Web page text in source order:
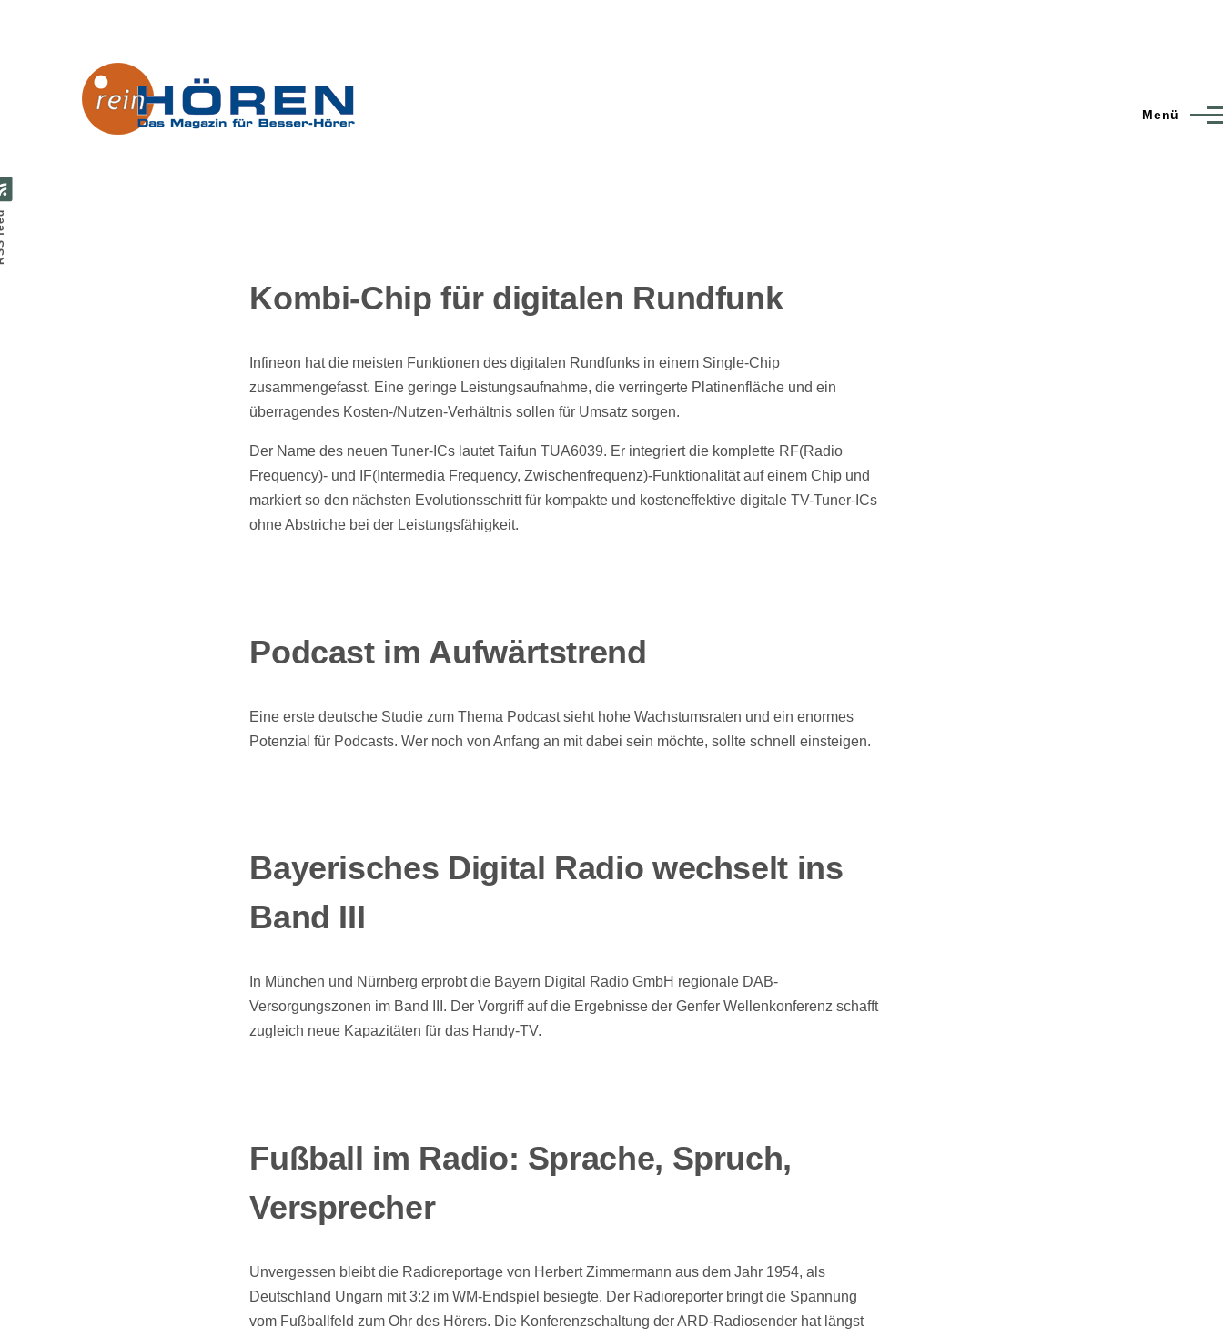
Menü
Kombi-Chip für digitalen Rundfunk
Infineon hat die meisten Funktionen des digitalen Rundfunks in einem Single-Chip
zusammengefasst. Eine geringe Leistungsaufnahme, die verringerte Platinenfläche und ein
überragendes Kosten-/Nutzen-Verhältnis sollen für Umsatz sorgen.
Der Name des neuen Tuner-ICs lautet Taifun TUA6039. Er integriert die komplette RF(Radio
Frequency)- und IF(Intermedia Frequency, Zwischenfrequenz)-Funktionalität auf einem Chip und
markiert so den nächsten Evolutionsschritt für kompakte und kosteneffektive digitale TV-Tuner-ICs
ohne Abstriche bei der Leistungsfähigkeit.
Podcast im Aufwärtstrend
Eine erste deutsche Studie zum Thema Podcast sieht hohe Wachstumsraten und ein enormes
Potenzial für Podcasts. Wer noch von Anfang an mit dabei sein möchte, sollte schnell einsteigen.
Bayerisches Digital Radio wechselt ins
Band III
In München und Nürnberg erprobt die Bayern Digital Radio GmbH regionale DAB-
Versorgungszonen im Band III. Der Vorgriff auf die Ergebnisse der Genfer Wellenkonferenz schafft
zugleich neue Kapazitäten für das Handy-TV.
Fußball im Radio: Sprache, Spruch,
Versprecher
Unvergessen bleibt die Radioreportage von Herbert Zimmermann aus dem Jahr 1954, als
Deutschland Ungarn mit 3:2 im WM-Endspiel besiegte. Der Radioreporter bringt die Spannung
vom Fußballfeld zum Ohr des Hörers. Die Konferenzschaltung der ARD-Radiosender hat längst